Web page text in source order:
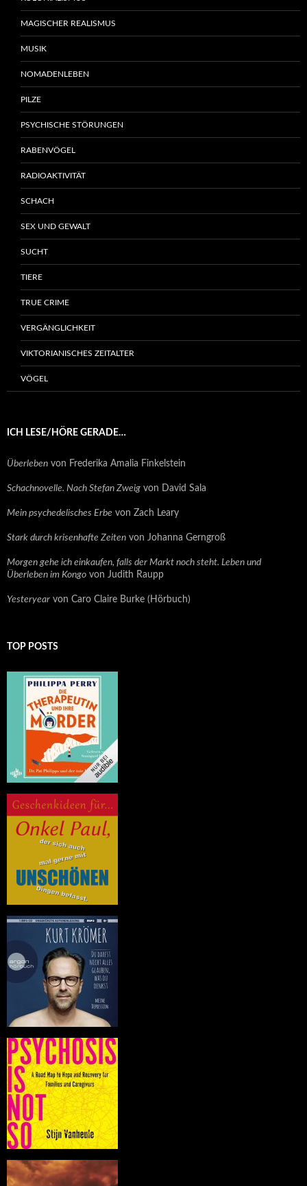
MAGISCHER REALISMUS
MUSIK
NOMADENLEBEN
PILZE
PSYCHISCHE STÖRUNGEN
RABENVÖGEL
RADIOAKTIVITÄT
SCHACH
SEX UND GEWALT
SUCHT
TIERE
TRUE CRIME
VERGÄNGLICHKEIT
VIKTORIANISCHES ZEITALTER
VÖGEL
ICH LESE/HÖRE GERADE…
Überleben von Frederika Amalia Finkelstein
Schachnovelle. Nach Stefan Zweig von David Sala
Mein psychedelisches Erbe von Zach Leary
Stark durch krisenhafte Zeiten von Johanna Gerngroß
Morgen gehe ich einkaufen, falls der Markt noch steht. Leben und
Überleben im Kongo von Judith Raupp
Yesteryear von Caro Claire Burke (Hörbuch)
TOP POSTS